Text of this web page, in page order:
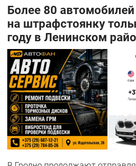
Более 80
на штрафстоянку
году в Ленинском